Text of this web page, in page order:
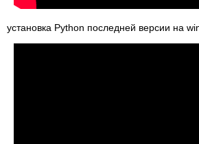
установка Python последней версии на